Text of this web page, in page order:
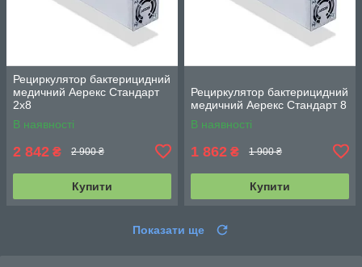
Рециркулятор бактерицидний
медичний Аерекс Стандарт
2x8
В наявності
2 842 ₴ 2 900 ₴
Купити
Рециркулятор бактерицидний
медичний Аерекс Стандарт 8
В наявності
1 862 ₴ 1 900 ₴
Купити
Показати ще